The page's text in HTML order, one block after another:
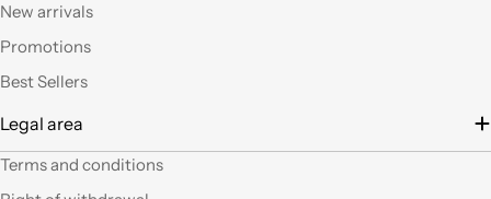
vuote.Bravi contenute
New arrivals
Promotions
Best Sellers
Legal area
Terms and conditions